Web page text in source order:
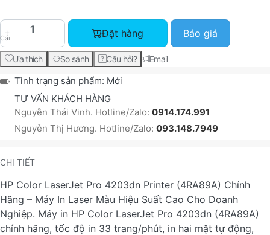
Cái
HP Color LaserJet Pro 4203dn Printer
Đặt hàng Báo giá
Ưa thích So sánh Câu hỏi? Email
Tình trạng sản phẩm: Mới
TƯ VẤN KHÁCH HÀNG
Nguyễn Thái Vinh. Hotline/Zalo: 0914.174.991
Nguyễn Thị Hương. Hotline/Zalo: 093.148.7949
CHI TIẾT
HP Color LaserJet Pro 4203dn Printer (4RA89A) Chính
Hãng – Máy In Laser Màu Hiệu Suất Cao Cho Doanh
Nghiệp. Máy in HP Color LaserJet Pro 4203dn (4RA89A)
chính hãng, tốc độ in 33 trang/phút, in hai mặt tự động,